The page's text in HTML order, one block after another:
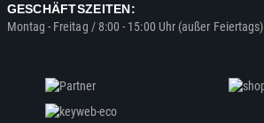
GESCHÄFTSZEITEN:
Montag - Freitag / 8:00 - 15:00 Uhr (außer Feiertags)